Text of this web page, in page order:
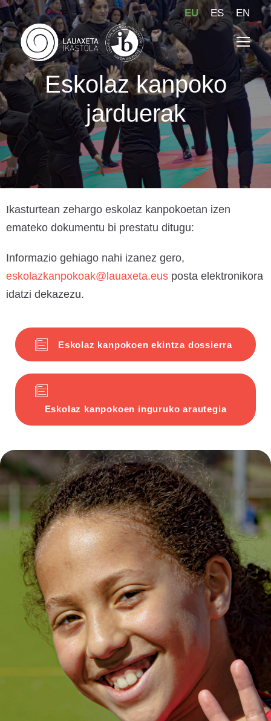
EU ES EN
Eskolaz kanpoko
jarduerak
Ikasturtean zehargo eskolaz kanpokoetan izen
emateko dokumentu bi prestatu ditugu:
Informazio gehiago nahi izanez gero,
eskolazkanpokoak@lauaxeta.eus posta elektronikora
idatzi dekazezu.
Eskolaz kanpokoen ekintza dossierra
Eskolaz kanpokoen inguruko arautegia